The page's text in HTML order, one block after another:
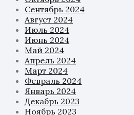
Сентябрь 2024
Август 2024
Июль 2024
Июнь 2024
Май 2024
Апрель 2024
Март 2024
Февраль 2024
Январь 2024
Декабрь 2023
Ноябрь 2023